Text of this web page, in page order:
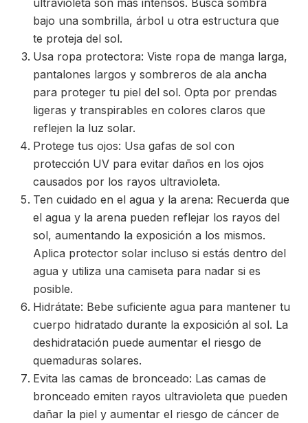
ultravioleta son más intensos. Busca sombra
bajo una sombrilla, árbol u otra estructura que
te proteja del sol.
Usa ropa protectora: Viste ropa de manga larga,
pantalones largos y sombreros de ala ancha
para proteger tu piel del sol. Opta por prendas
ligeras y transpirables en colores claros que
reflejen la luz solar.
Protege tus ojos: Usa gafas de sol con
protección UV para evitar daños en los ojos
causados por los rayos ultravioleta.
Ten cuidado en el agua y la arena: Recuerda que
el agua y la arena pueden reflejar los rayos del
sol, aumentando la exposición a los mismos.
Aplica protector solar incluso si estás dentro del
agua y utiliza una camiseta para nadar si es
posible.
Hidrátate: Bebe suficiente agua para mantener tu
cuerpo hidratado durante la exposición al sol. La
deshidratación puede aumentar el riesgo de
quemaduras solares.
Evita las camas de bronceado: Las camas de
bronceado emiten rayos ultravioleta que pueden
dañar la piel y aumentar el riesgo de cáncer de